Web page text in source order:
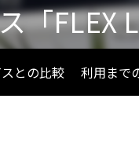
「FLEX
との比較 利用まで